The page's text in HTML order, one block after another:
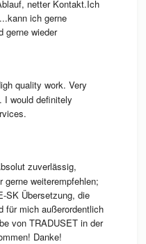
netter Kontakt.Ich
ich gerne
gerne wieder
quality work. Very
I would definitely
zuverlässig,
weiterempfehlen;
SK Übersetzung, die
für mich außerordentlich
von TRADUSET in der
Danke!